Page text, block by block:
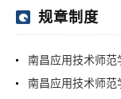
规章制度
南昌应用技术师范
南昌应用技术师范